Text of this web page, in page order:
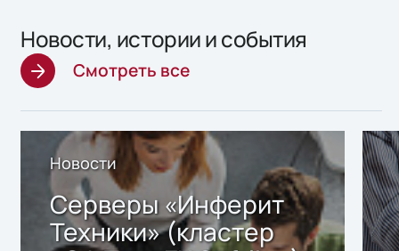
Новости, истории и события
Смотреть все
Новости
Серверы «Инферит
Техники» (кластер